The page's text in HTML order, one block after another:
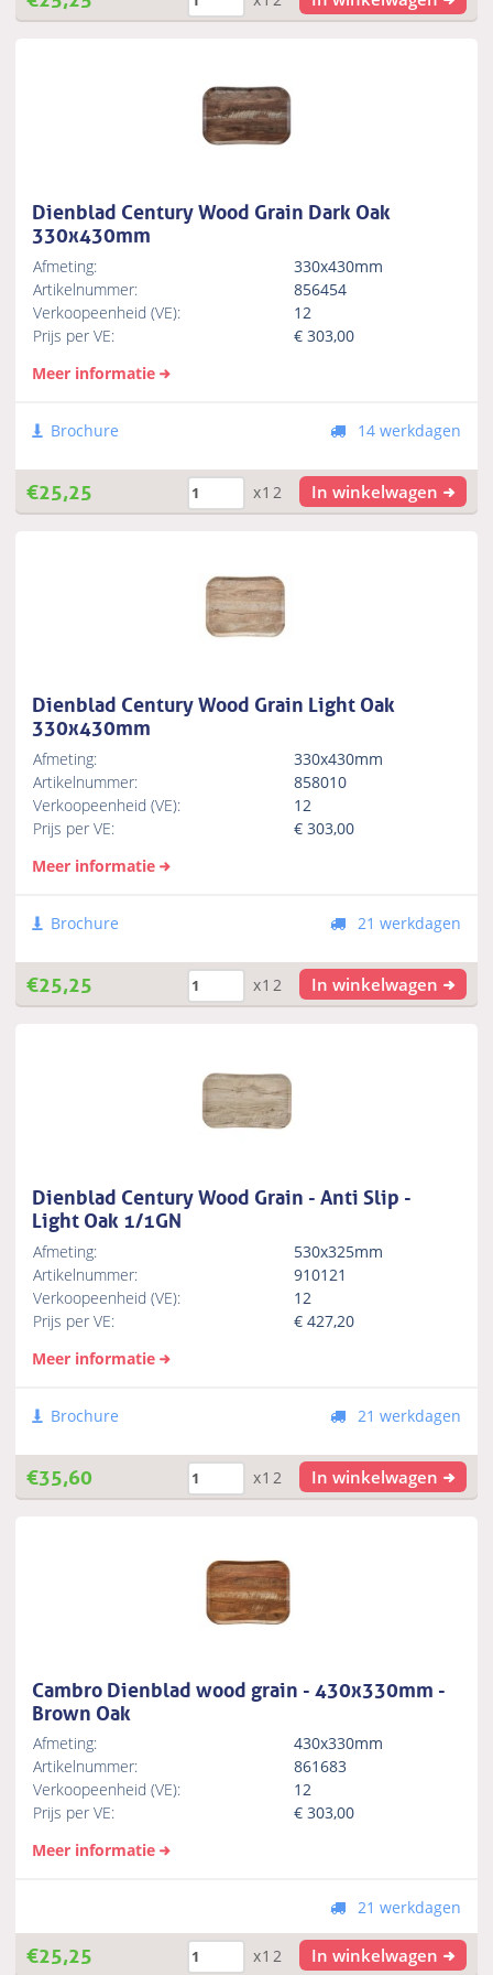
Dienblad Century Wood Grain Dark Oak
330x430mm
Afmeting:
330x430mm
Artikelnummer:
856454
Verkoopeenheid (VE):
12
Prijs per VE:
€303,00
Meer informatie
Brochure 14 werkdagen
€25,25 x12 In winkelwagen
Dienblad Century Wood Grain Light Oak
330x430mm
Afmeting:
330x430mm
Artikelnummer:
858010
Verkoopeenheid (VE):
12
Prijs per VE:
€303,00
Meer informatie
Brochure 21 werkdagen
€25,25 x12 In winkelwagen
Dienblad Century Wood Grain - Anti Slip -
Light Oak 1/1GN
Afmeting:
530x325mm
Artikelnummer:
910121
Verkoopeenheid (VE):
12
Prijs per VE:
€427,20
Meer informatie
Brochure 21 werkdagen
€35,60 x12 In winkelwagen
Cambro Dienblad wood grain - 430x330mm -
Brown Oak
Afmeting:
430x330mm
Artikelnummer:
861683
Verkoopeenheid (VE):
12
Prijs per VE:
€303,00
Meer informatie
21 werkdagen
€25,25 x12 In winkelwagen